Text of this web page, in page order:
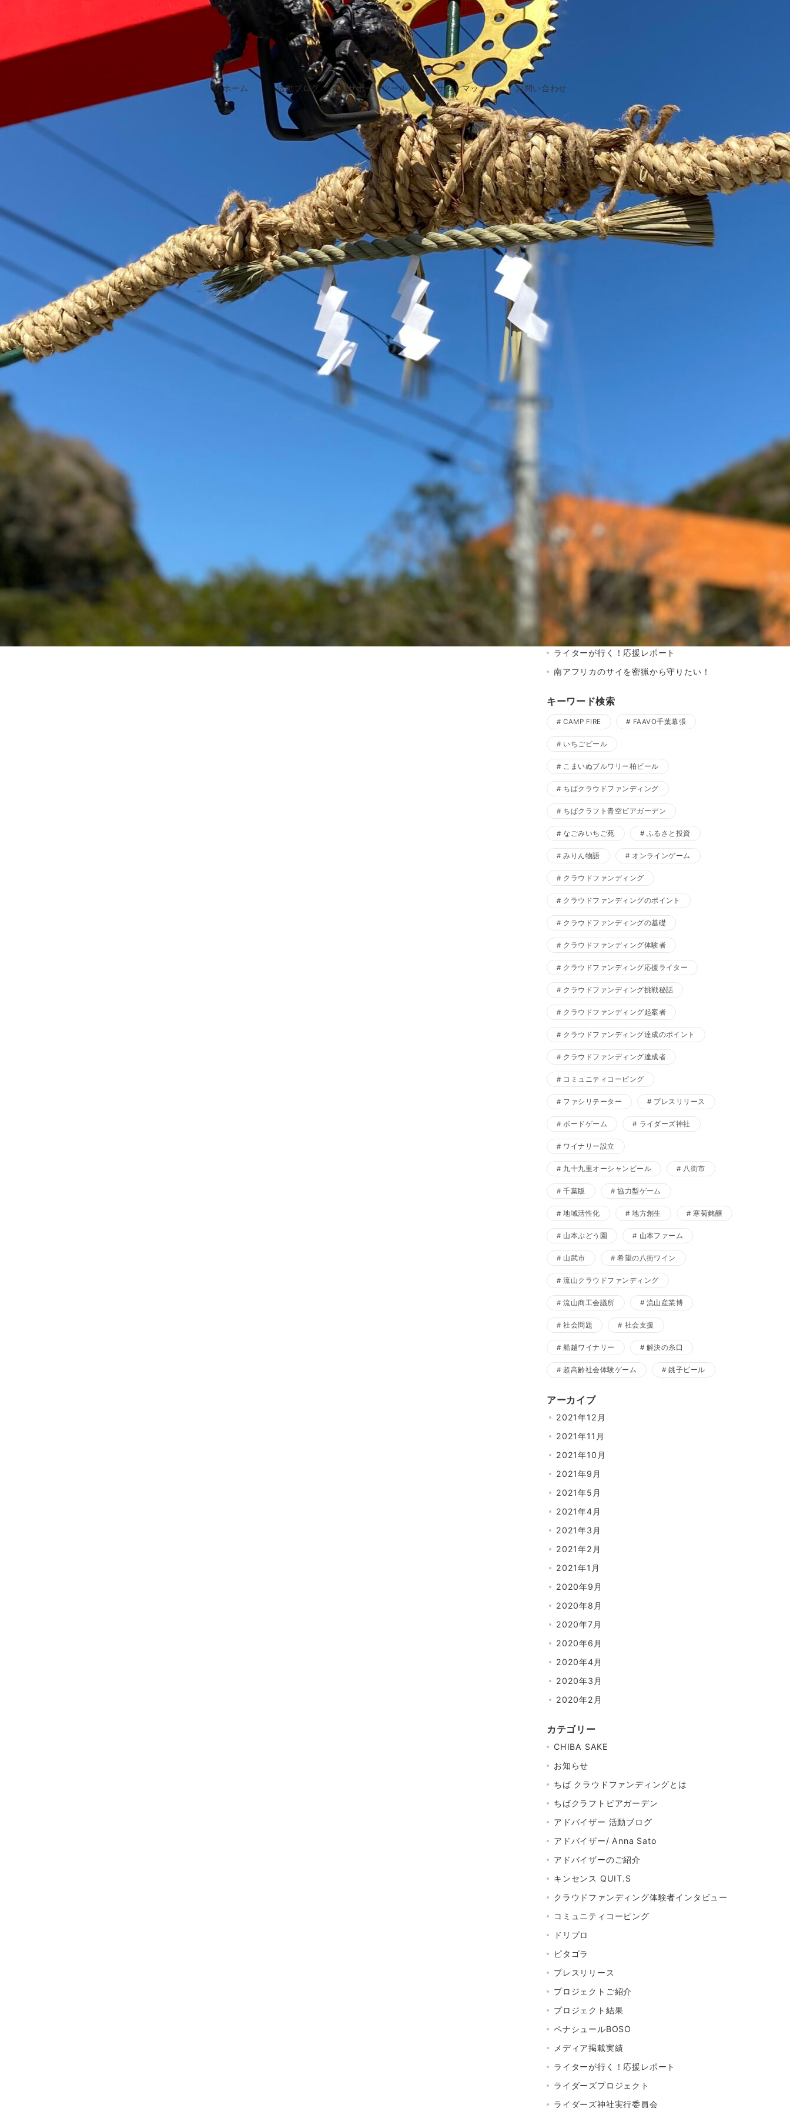
ホーム 活動ブログ サポートツール サイトマップ お問い合わせ
monumentobujye
2021年4月15日
サイト内検索
検
索：
カテゴリー
お知らせ
ちば クラウドファンディングとは
アドバイザー 活動ブログ
ペナシュールBOSO
ライダーズプロジェクト
寒菊銘醸
山本ファーム
流山商工会議所
船越ワイナリー
プロジェクト結果
メディア掲載実績
ライターが行く！応援レポート
南アフリカのサイを密猟から守りたい！
キーワード検索
CAMP FIRE FAAVO千葉幕張
いちごビール
こまいぬブルワリー柏ビール
ちばクラウドファンディング
ちばクラフト青空ビアガーデン
なごみいちご苑 ふるさと投資
みりん物語 オンラインゲーム
クラウドファンディング
クラウドファンディングのポイント
クラウドファンディングの基礎
クラウドファンディング体験者
クラウドファンディング応援ライター
クラウドファンディング挑戦秘話
クラウドファンディング起案者
クラウドファンディング達成のポイント
クラウドファンディング達成者
コミュニティコーピング
ファシリテーター プレスリリース
ボードゲーム ライダーズ神社
ワイナリー設立
九十九里オーシャンビール 八街市
千葉版 協力型ゲーム
地域活性化 地方創生 寒菊銘醸
山本ぶどう園 山本ファーム
山武市 希望の八街ワイン
流山クラウドファンディング
流山商工会議所 流山産業博
社会問題 社会支援
船越ワイナリー 解決の糸口
超高齢社会体験ゲーム 銚子ビール
アーカイブ
2021年12月
2021年11月
2021年10月
2021年9月
2021年5月
2021年4月
2021年3月
2021年2月
2021年1月
2020年9月
2020年8月
2020年7月
2020年6月
2020年4月
2020年3月
2020年2月
カテゴリー
CHIBA SAKE
お知らせ
ちば クラウドファンディングとは
ちばクラフトビアガーデン
アドバイザー 活動ブログ
アドバイザー/ Anna Sato
アドバイザーのご紹介
キンセンス QUIT.S
クラウドファンディング体験者インタビュー
コミュニティコーピング
ドリプロ
ピタゴラ
プレスリリース
プロジェクトご紹介
プロジェクト結果
ペナシュールBOSO
メディア掲載実績
ライターが行く！応援レポート
ライダーズプロジェクト
ライダーズ神社実行委員会